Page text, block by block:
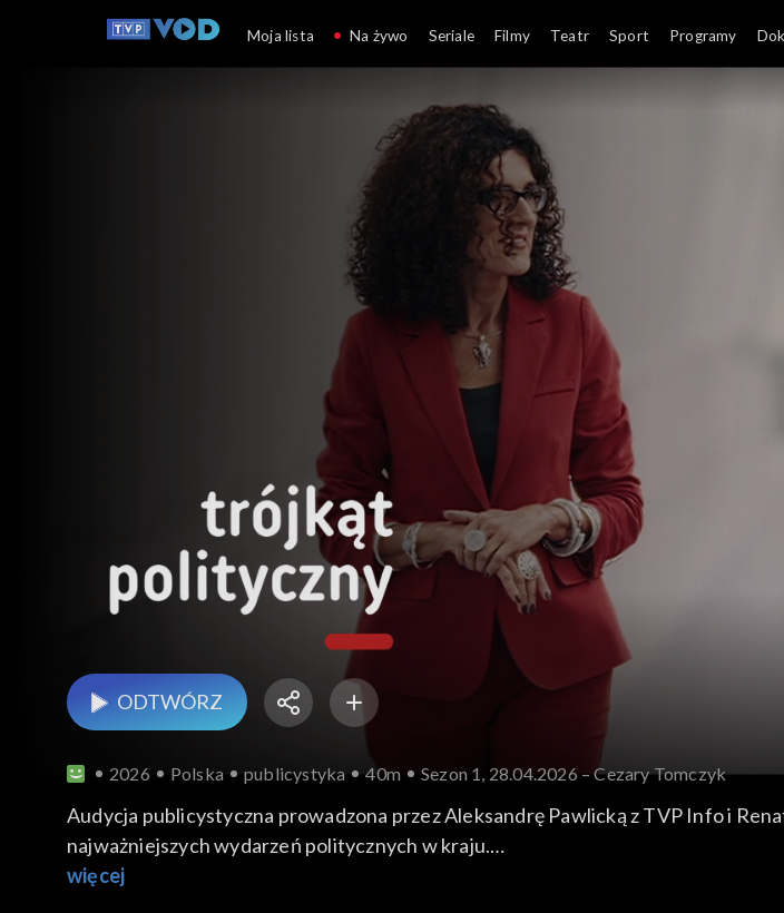
ODTWÓRZ
2026 Polska publicystyka 40m Sezon 1, 28.04.2026 – Cezary Tomczyk
Audycja publicystyczna prowadzona przez Aleksandrę Pawlicką z TVP Info i
najważniejszych wydarzeń politycznych w kraju.
Gościem programu jest Cezary Tomczyk.
więcej
Moja lista Na żywo Seriale Filmy Teatr Sport Programy